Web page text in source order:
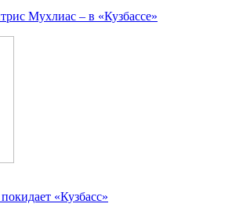
Мухлиас – в «Кузбассе»
«Кузбасс»